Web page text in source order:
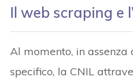
Il web scraping e
Al momento, in
specifico, la CNIL